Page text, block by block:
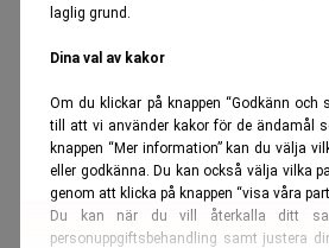
laglig grund.
Dina val av kakor
Om du klickar på knappen “Godkänn och
till att vi använder kakor för de ändamål
knappen “Mer information” kan du välja
eller godkänna. Du kan också välja vilka
genom att klicka på knappen “visa våra
Du kan när du vill återkalla ditt
personuppgiftsbehandling samt justera